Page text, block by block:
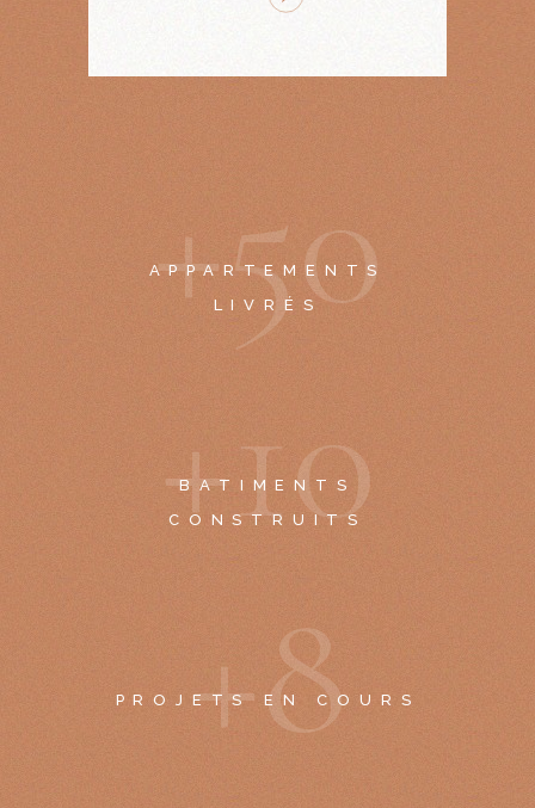
+50
APPARTEMENTS
LIVRÉS
+10
BATIMENTS
CONSTRUITS
+8
PROJETS EN COURS